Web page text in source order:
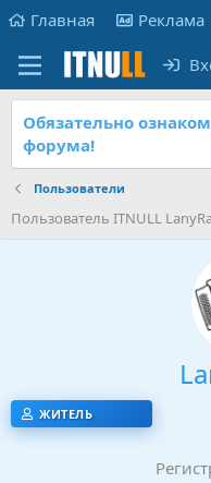
Главная Реклама
Обязательно
форума!
Пользователи
Пользователь ITNULL
ЖИТЕЛЬ